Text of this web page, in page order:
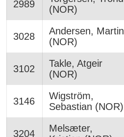
2989
(NOR)
3028
Andersen, Martin
(NOR)
3102
Takle, Atgeir
(NOR)
3146
Wigström,
Sebastian (NOR)
3204
Melsæter,